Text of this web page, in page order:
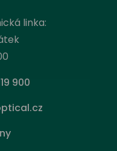
linka:
900